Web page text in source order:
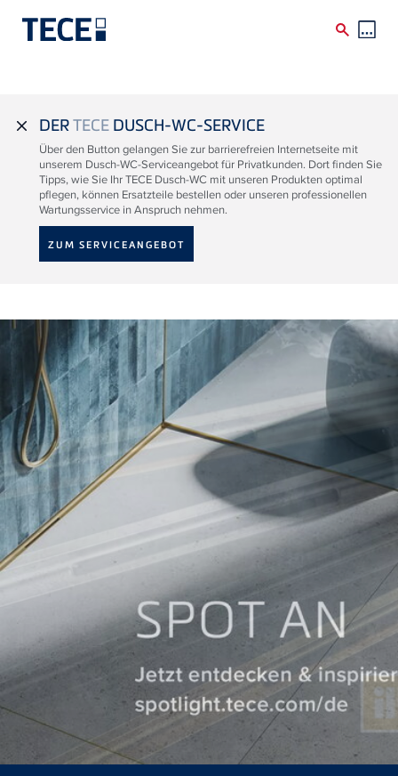
closeDERTECE DUSCH-WC-SERVICE
Über den Button gelangen Sie zur barrierefreien Internetseite mit
unserem Dusch-WC-Serviceangebot für Privatkunden. Dort finden Sie
Tipps, wie Sie Ihr TECE Dusch-WC mit unseren Produkten optimal
pflegen, können Ersatzteile bestellen oder unseren professionellen
Wartungsservice in Anspruch nehmen.
ZUM SERVICEANGEBOT